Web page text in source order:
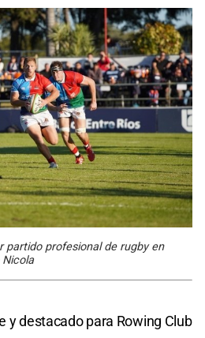
partido profesional de rugby en
Nicola
y destacado para Rowing Club